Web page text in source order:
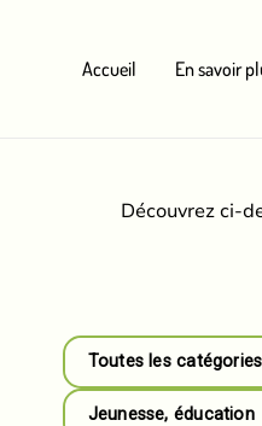
Accueil En savoir
Découvrez ci-
Toutes les catégories
Jeunesse, éducation